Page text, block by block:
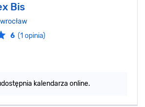
Bis
6 (1 opinia)
kalendarza online.